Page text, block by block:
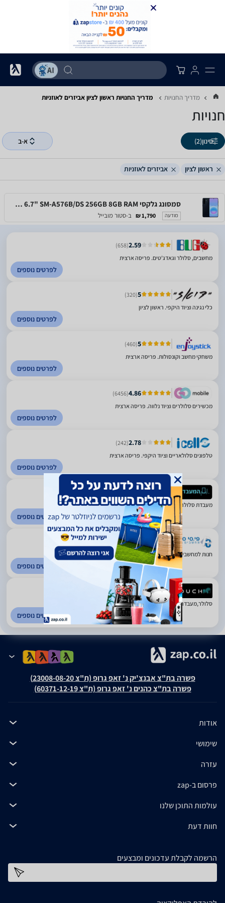
מדריך החנויות מדריך החנויות ‏ראשון לציון ‏אביזרים לאוזניות
חנויות
סינון(2) א-ב
ראשון לציון אביזרים לאוזניות
סמסונג גלקסי Samsung Galaxy A57 5G 6.7" SM-A576B/DS 256GB 8GB RAM
מודעה 1,790 ₪ ב-סטור מובייל
2.59
(658)
מחשבים, סלולר וגאדג'טים. פריסה ארצית
לפרטים נוספים
5
(320)
כלי נגינה וציוד היקפי. ראשון לציון
לפרטים נוספים
5
(460)
משחקי מחשב וקונסולות. פריסה ארצית
לפרטים נוספים
4.86
(6456)
מכשירים סלולרים וציוד נלווה. פריסה ארצית
לפרטים נוספים
2.78
(242)
טלפונים סלולאריים וציוד היקפי. פריסה ארצית
לפרטים נוספים
5
(18)
מעבדת סלולר וחנות מכירה. ראשון לציון
לפרטים נוספים
4.8
(1329)
חנות למחשבים וציוד היקפי. ראשון לציון
לפרטים נוספים
5
סלולר,מעבדה, אביזרים, גיימינג ומשחקים. פריסה ארצית
לפרטים נוספים
פשרה בת"צ אבנצ'יק נ' זאפ גרופ (ת"צ 23008-08-20)
פשרה בת"צ כהנים נ' זאפ גרופ (ת"צ 60371-12-19)
אודות
שימושי
עזרה
פרסום ב-zap
עולמות התוכן שלנו
חוות דעת
הרשמה לקבלת עדכונים ומבצעים